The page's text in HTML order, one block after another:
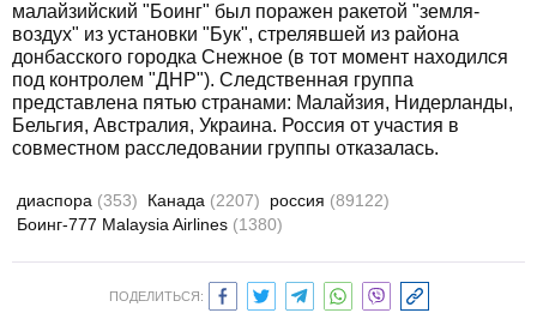
малайзийский "Боинг" был поражен ракетой "земля-
воздух" из установки "Бук", стрелявшей из района
донбасского городка Снежное (в тот момент находился
под контролем "ДНР"). Следственная группа
представлена пятью странами: Малайзия, Нидерланды,
Бельгия, Австралия, Украина. Россия от участия в
совместном расследовании группы отказалась.
диаспора (353) Канада (2207) россия (89122)
Боинг-777 Malaysia Airlines (1380)
ПОДЕЛИТЬСЯ: